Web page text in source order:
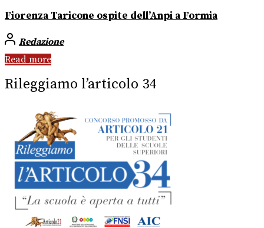
Fiorenza Taricone ospite dell’Anpi a Formia
Redazione
Read more
Rileggiamo l’articolo 34